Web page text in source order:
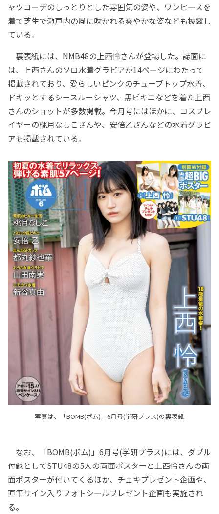
ャツコーデのしっとりとした雰囲気の姿や、ワンピースを
着て芝生で瀬戸内の風に吹かれる爽やかな姿なども披露し
ている。
裏表紙には、NMB48の上西怜さんが登場した。誌面に
は、上西さんのソロ水着グラビアが14ページにわたって
掲載されており、愛らしいピンクのチューブトップ水着、
ドキッとするシースルーシャツ、黒ビキニなどを着た上西
さんのショットが多数掲載。今月号にはほかに、コスプレ
イヤーの桃月なしこさんや、安倍乙さんなどの水着グラビ
アも掲載されている。
写真は、「BOMB(ボム)」6月号(学研プラス)の裏表紙
なお、「BOMB(ボム)」6月号(学研プラス)には、ダブル
付録としてSTU48の5人の両面ポスターと上西怜さんの両
面ポスターが付いてくるほか、チェキプレゼント企画や、
直筆サイン入りフォトシールプレゼント企画も実施され
る。